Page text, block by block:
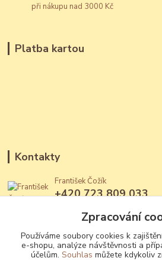
při nákupu nad 3000 Kč
Platba kartou
Kontakty
František Čožík
+420 723 809 033
Zpracování
Používáme soubory cookies k
e-shopu, analýze návštěvnosti a
účelům. Souhlas můžete kdykoliv